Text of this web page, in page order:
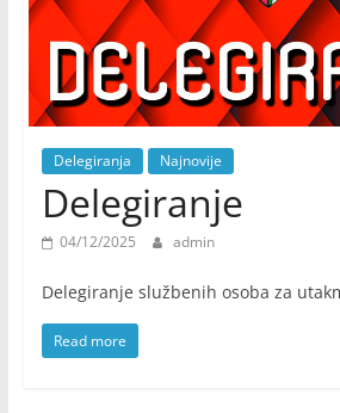
Delegiranja Najnovije
Delegiranje
04/12/2025 admin
Delegiranje službenih osoba za
Read more